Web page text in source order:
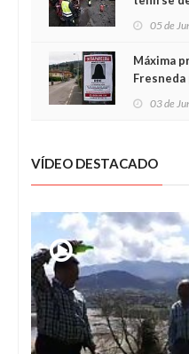
05 de
Máxima
03 de
VÍDEO DESTACADO